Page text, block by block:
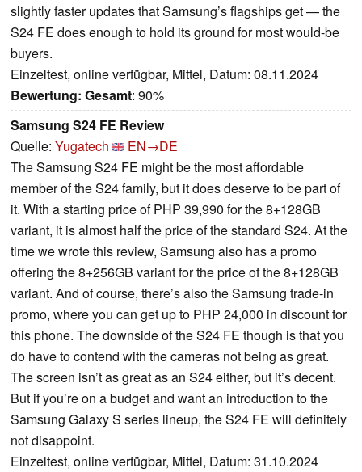
slightly faster updates that Samsung’s flagships get — the
S24 FE does enough to hold its ground for most would-be
buyers.
Einzeltest, online verfügbar, Mittel, Datum: 08.11.2024
Bewertung: Gesamt: 90%
Samsung S24 FE Review
Quelle: Yugatech
EN→DE
The Samsung S24 FE might be the most affordable
member of the S24 family, but it does deserve to be part of
it. With a starting price of PHP 39,990 for the 8+128GB
variant, it is almost half the price of the standard S24. At the
time we wrote this review, Samsung also has a promo
offering the 8+256GB variant for the price of the 8+128GB
variant. And of course, there’s also the Samsung trade-in
promo, where you can get up to PHP 24,000 in discount for
this phone. The downside of the S24 FE though is that you
do have to contend with the cameras not being as great.
The screen isn’t as great as an S24 either, but it’s decent.
But if you’re on a budget and want an introduction to the
Samsung Galaxy S series lineup, the S24 FE will definitely
not disappoint.
Einzeltest, online verfügbar, Mittel, Datum: 31.10.2024